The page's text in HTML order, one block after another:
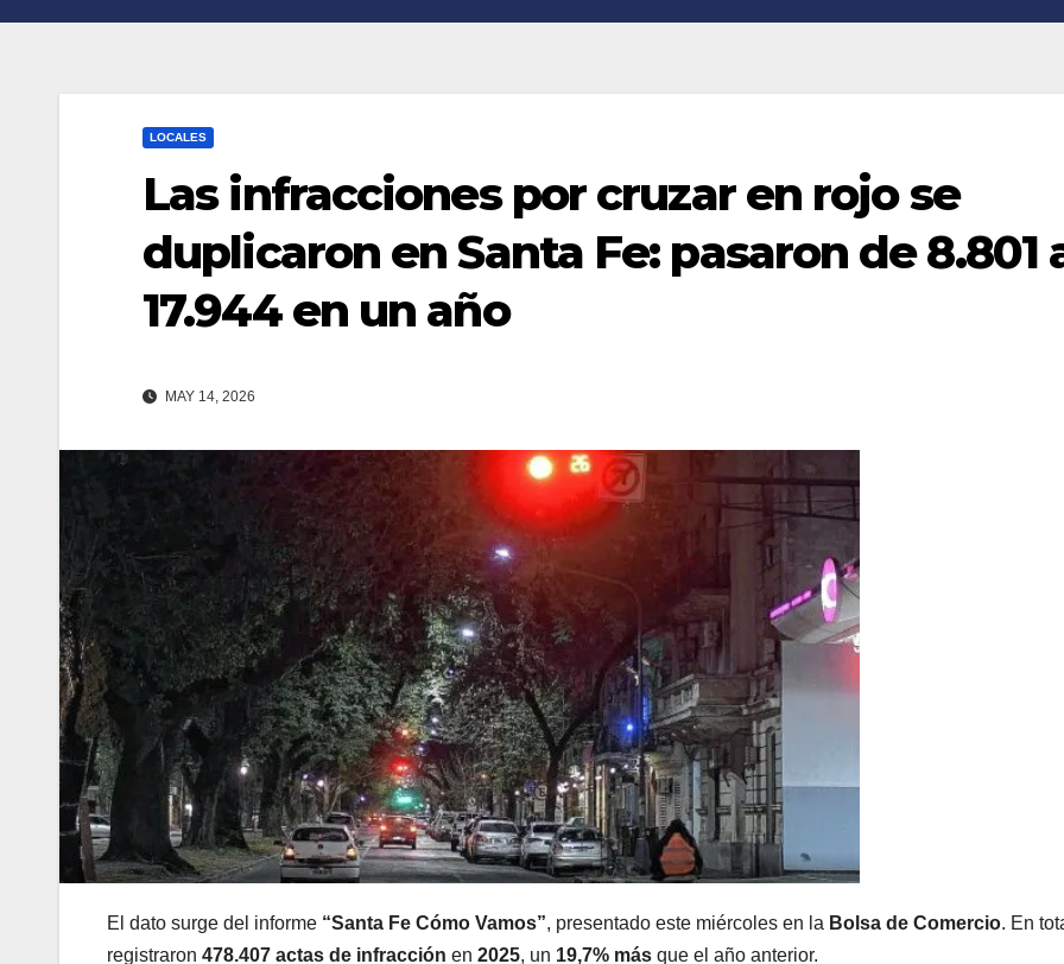
LOCALES
Las infracciones por cruzar en rojo se
duplicaron en Santa Fe: pasaron de 8.801
17.944 en un año
MAY 14, 2026
El dato surge del informe “Santa Fe Cómo Vamos”, presentado este miércoles en la Bolsa de Comercio. En
registraron 478.407 actas de infracción en 2025, un 19,7% más que el año anterior.
n